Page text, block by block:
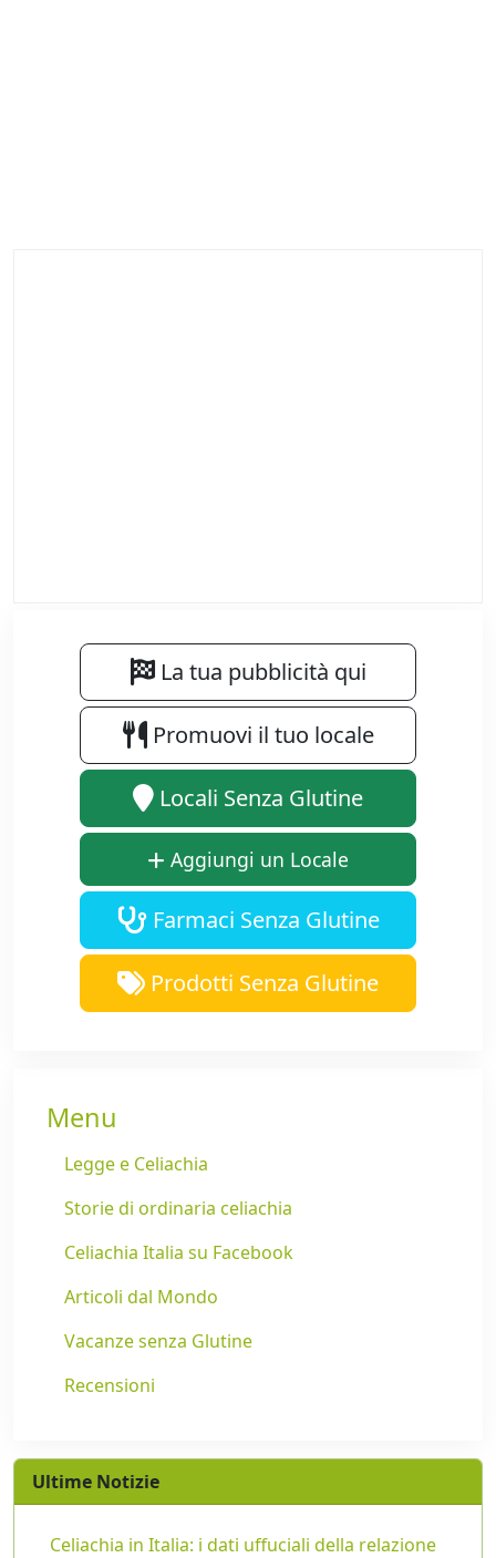
La tua pubblicità qui
Promuovi il tuo locale
Locali Senza Glutine
Aggiungi un Locale
Farmaci Senza Glutine
Prodotti Senza Glutine
Menu
Legge e Celiachia
Storie di ordinaria celiachia
Celiachia Italia su Facebook
Articoli dal Mondo
Vacanze senza Glutine
Recensioni
Ultime Notizie
Celiachia in Italia: i dati uffuciali della relazione